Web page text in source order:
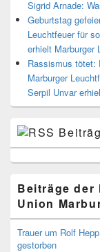
Sigrid Arnade:
Geburtstag
Leuchtfeuer für
erhielt Marburger
Rassismus tötet:
Marburger
Serpil Unvar
Beiträge der
Union
Trauer um Rolf
gestorben